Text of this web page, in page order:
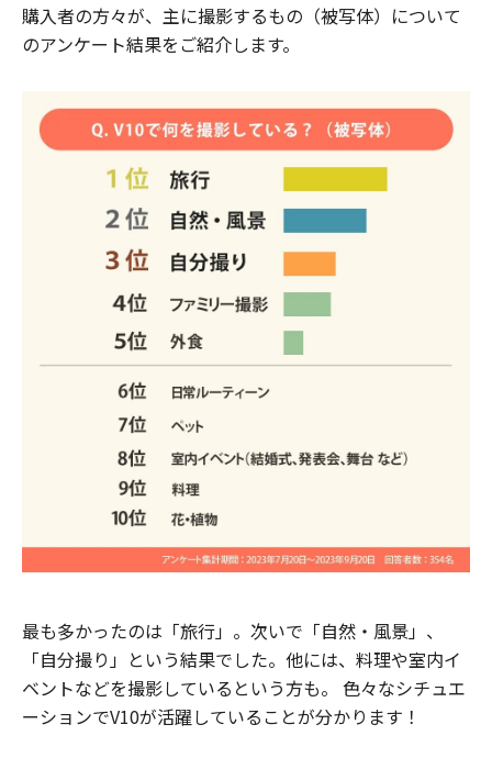
購入者の方々が、主に撮影するもの（被写体）について
のアンケート結果をご紹介します。
最も多かったのは「旅行」。次いで「自然・風景」、
「自分撮り」という結果でした。他には、料理や室内イ
ベントなどを撮影しているという方も。 色々なシチュエ
ーションでV10が活躍していることが分かります！